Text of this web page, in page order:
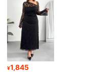
4.81
¥1,845